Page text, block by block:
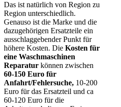
Das ist natürlich von Region zu
Region unterschiedlich.
Genauso ist die Marke und die
dazugehörigen Ersatzteile ein
ausschlaggebender Punkt für
höhere Kosten. Die Kosten für
eine Waschmaschinen
Reparatur können zwischen
60-150 Euro für
Anfahrt/Fehlersuche, 10-200
Euro für das Ersatzteil und ca
60-120 Euro für die